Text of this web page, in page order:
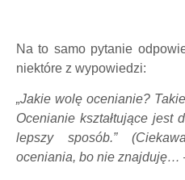
Na to samo pytanie
niektóre z wypowiedzi:
„Jakie wolę ocenianie?
Ocenianie kształtujące jest
lepszy sposób.”
oceniania, bo nie znajduję…